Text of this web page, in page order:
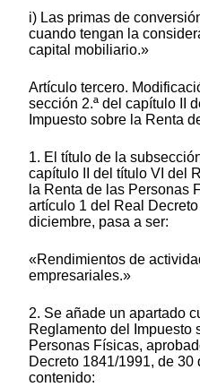
i) Las primas de
cuando tengan la
capital mobiliario.»
Artículo tercero.
sección 2.ª del capítulo II
Impuesto sobre la Renta
1. El título de la
capítulo II del título VI del
la Renta de las Personas
artículo 1 del Real
diciembre, pasa a ser:
«Rendimientos de
empresariales.»
2. Se añade un apartado
Reglamento del Impuesto
Personas Físicas,
Decreto 1841/1991, de
contenido: